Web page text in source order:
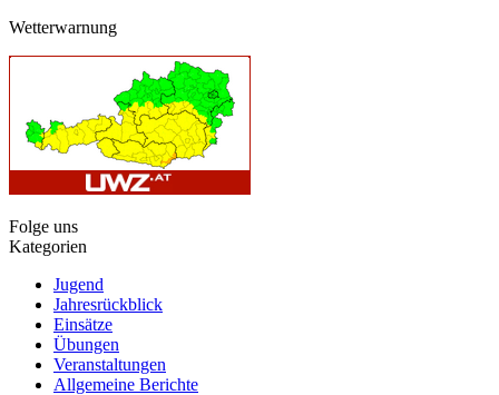
Wetterwarnung
Folge uns
Kategorien
Jugend
Jahresrückblick
Einsätze
Übungen
Veranstaltungen
Allgemeine Berichte